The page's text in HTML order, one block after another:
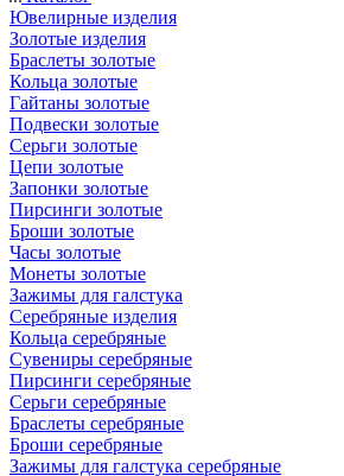
Ювелирные изделия
Золотые изделия
Браслеты золотые
Кольца золотые
Гайтаны золотые
Подвески золотые
Серьги золотые
Цепи золотые
Запонки золотые
Пирсинги золотые
Броши золотые
Часы золотые
Монеты золотые
Зажимы для галстука
Серебряные изделия
Кольца серебряные
Сувениры серебряные
Пирсинги серебряные
Серьги серебряные
Браслеты серебряные
Броши серебряные
Зажимы для галстука серебряные